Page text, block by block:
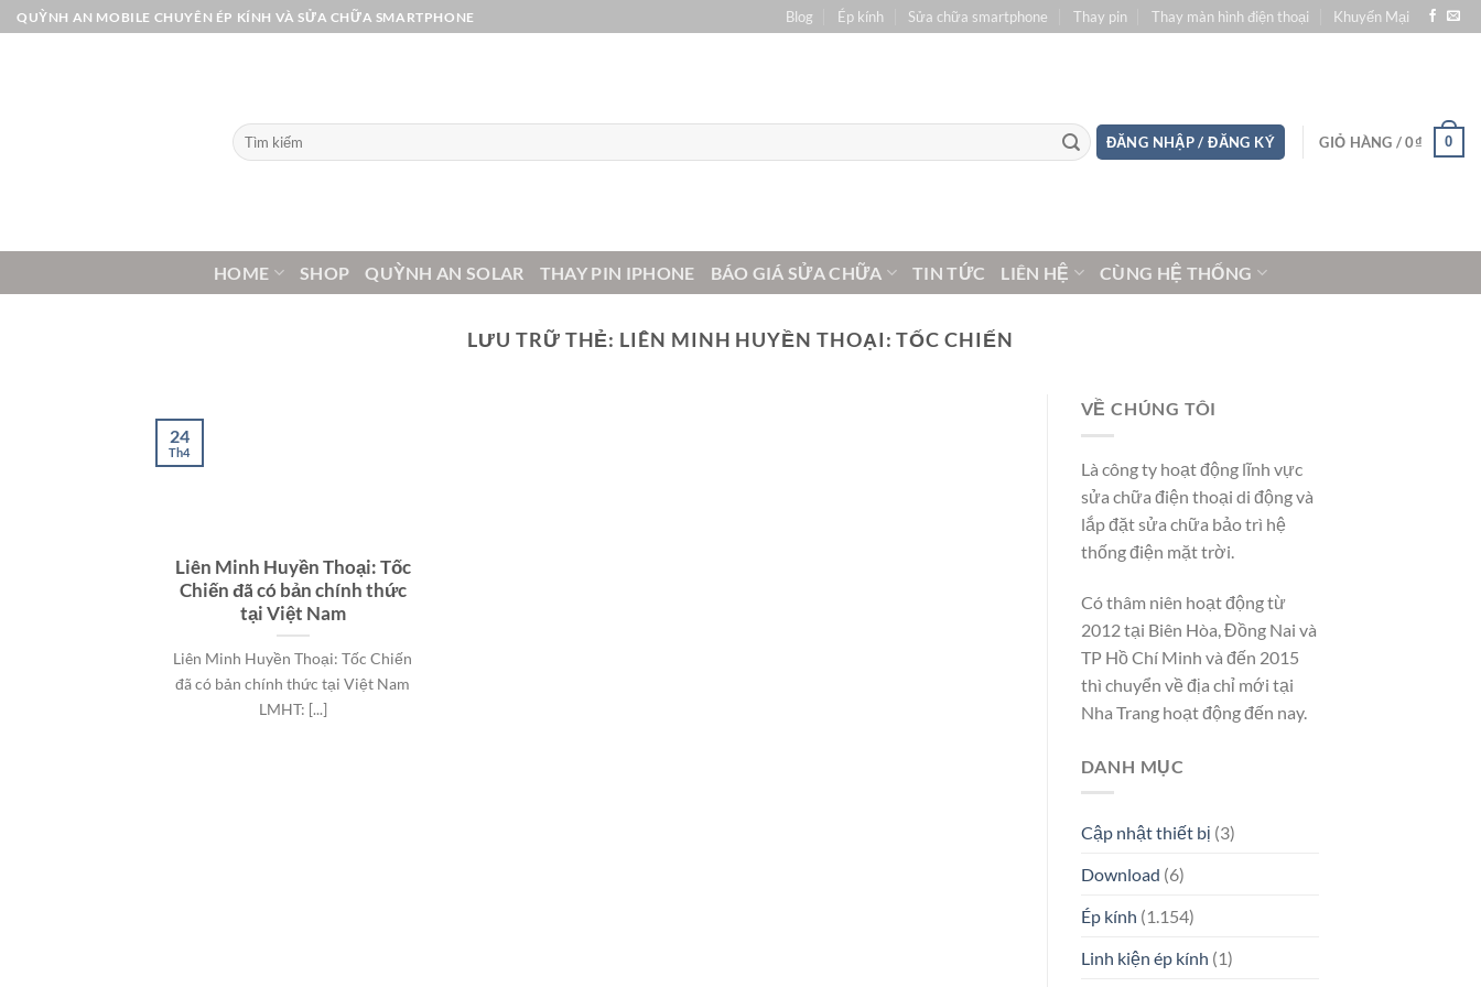
Bỏ
qua
QUỲNH AN MOBILE CHUYÊN ÉP KÍNH VÀ SỬA CHỮA SMARTPHONE Blog Ép kính Sửa chữa smartphone Thay pin Thay màn hình điện thoại Khuyến Mại
Tìm
kiếm:
ĐĂNG NHẬP / ĐĂNG KÝ GIỎ HÀNG /0₫ 0
HOME SHOP QUỲNH AN SOLAR THAY PIN IPHONE BÁO GIÁ SỬA CHỮA TIN TỨC LIÊN HỆ CÙNG HỆ THỐNG
LƯU TRỮ THẺ: LIÊN MINH HUYỀN THOẠI: TỐC CHIẾN
Liên Minh Huyền Thoại: Tốc
Chiến đã có bản chính thức
tại Việt Nam
Liên Minh Huyền Thoại: Tốc Chiến
đã có bản chính thức tại Việt Nam
LMHT: [...]
24
Th4
VỀ CHÚNG TÔI
Là công ty hoạt động lĩnh vực
sửa chữa điện thoại di động và
lắp đặt sửa chữa bảo trì hệ
thống điện mặt trời.
Có thâm niên hoạt động từ
2012 tại Biên Hòa, Đồng Nai và
TP Hồ Chí Minh và đến 2015
thì chuyển về địa chỉ mới tại
Nha Trang hoạt động đến nay.
DANH MỤC
Cập nhật thiết bị (3)
Download (6)
Ép kính (1.154)
Linh kiện ép kính (1)